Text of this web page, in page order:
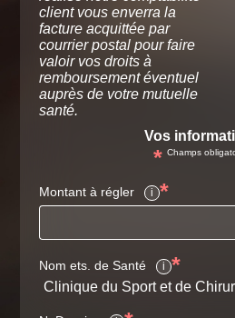
client vous enverra la
facture acquittée par
courrier postal pour faire
valoir vos droits à
remboursement éventuel
auprès de votre mutuelle
santé.
Vos
* Champs
Montant à régler i *
Nom ets. de Santé i *
Clinique du Sport et de